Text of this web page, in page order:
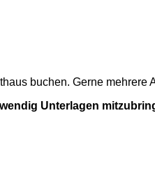
buchen. Gerne
Unterlagen